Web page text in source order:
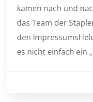
kamen nach und
das Team der
den
es nicht einfach ein